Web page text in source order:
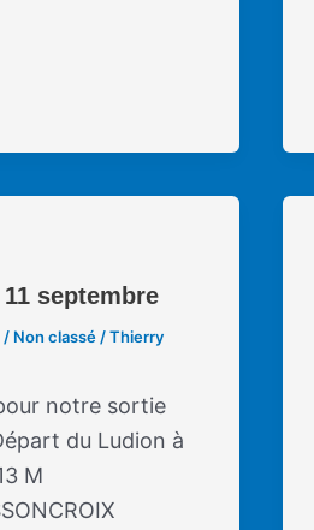
septembre
/ Non classé/Thierry
notre sortie
du Ludion à
M